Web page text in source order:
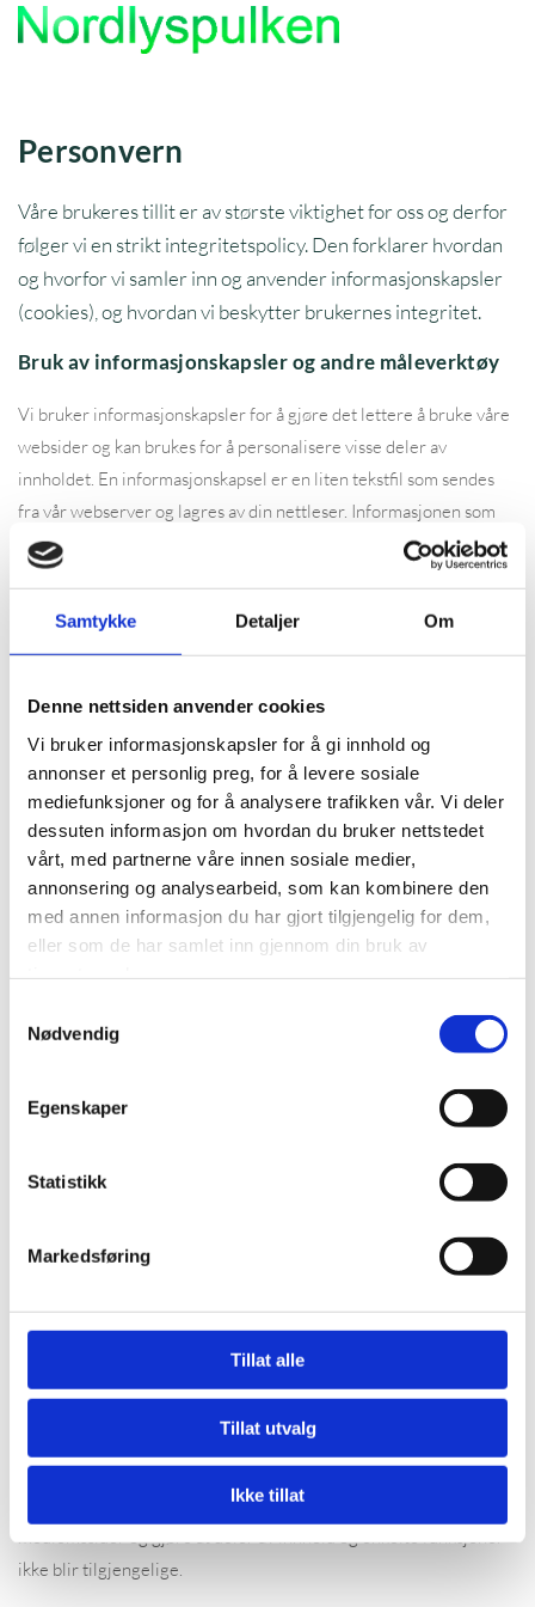
Samtykke Detaljer Om
Denne nettsiden anvender cookies
Vi bruker informasjonskapsler for å gi innhold og
annonser et personlig preg, for å levere sosiale
mediefunksjoner og for å analysere trafikken vår. Vi deler
dessuten informasjon om hvordan du bruker nettstedet
vårt, med partnerne våre innen sosiale medier,
annonsering og analysearbeid, som kan kombinere den
med annen informasjon du har gjort tilgjengelig for dem,
eller som de har samlet inn gjennom din bruk av
Nødvendig
Egenskaper
Statistikk
Markedsføring
Tillat alle
Tillat utvalg
Ikke tillat
Personvern
Våre brukeres tillit er av største viktighet for oss og derfor
følger vi en strikt integritetspolicy. Den forklarer hvordan
og hvorfor vi samler inn og anvender informasjonskapsler
(cookies), og hvordan vi beskytter brukernes integritet.
Bruk av informasjonskapsler og andre måleverktøy
Vi bruker informasjonskapsler for å gjøre det lettere å bruke våre
websider og kan brukes for å personalisere visse deler av
innholdet. En informasjonskapsel er en liten tekstfil som sendes
fra vår webserver og lagres av din nettleser. Informasjonen som
lagres kan være opplysninger om hvordan våre brukere har surfet
på og anvendt våre nettsider, og om hvilken nettleser de har brukt.
Vi anvender statistikk om brukere og trafikk/trafikkleverandører i
aggregert form. Statistikken inneholder aldri noen form for
personlig informasjon, alt er anonymt. IP-adresser lagres ikke i vår
om deg som bruker aldri kobles sammen med din identitet. Din IP-
adresse lagres av sikkerhetsmessige årsaker bare i de tilfeller du
selv aktivt registrerer deg på nettstedet.
Formål
Utvikle og forbedre nettstedet gjennom å forstå hvordan
Gjøre det mulig for systemet å kjenne igjen faste brukere
Iblant anvender vi tredjepartsinformasjonskapsler fra andre
firma for å gjøre markedsundersøkelser og trafikkmålinger,
og for å forbedre funksjonaliteten på nettstedet.
Slik forhindrer du at informasjonskapsler lagres
men dette gjør at dine personlige innstillinger forsvinner. Du kan
også endre innstillingene i din nettleser slik at den ikke tillater at
informasjonskapsler lagres på din harddisk. Dette gir imidlertid
dårligere funksjonalitet på visse websider, kan forhindre tilgang til
medlemssider og gjøre at deler av innhold og enkelte funksjoner
ikke blir tilgjengelige.